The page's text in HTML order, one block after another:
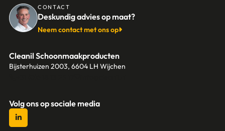
CONTACT
Deskundig advies op maat?
Neem contact met ons op
Cleanil Schoonmaakproducten
Bijsterhuizen 2003, 6604 LH Wijchen
Volg ons op sociale media